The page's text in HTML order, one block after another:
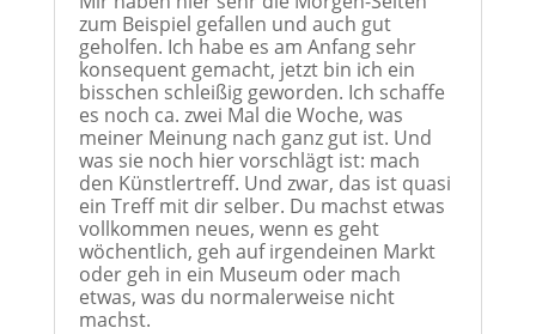
zum Beispiel gefallen und auch gut
geholfen. Ich habe es am Anfang sehr
konsequent gemacht, jetzt bin ich ein
bisschen schleißig geworden. Ich schaffe
es noch ca. zwei Mal die Woche, was
meiner Meinung nach ganz gut ist. Und
was sie noch hier vorschlägt ist: mach
den Künstlertreff. Und zwar, das ist quasi
ein Treff mit dir selber. Du machst etwas
vollkommen neues, wenn es geht
wöchentlich, geh auf irgendeinen Markt
oder geh in ein Museum oder mach
etwas, was du normalerweise nicht
machst.